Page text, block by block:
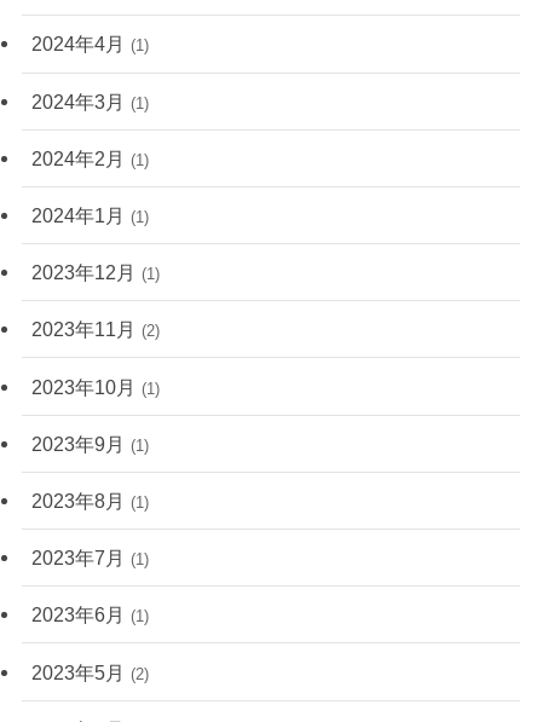
2024年4月 (1)
2024年3月 (1)
2024年2月 (1)
2024年1月 (1)
2023年12月 (1)
2023年11月 (2)
2023年10月 (1)
2023年9月 (1)
2023年8月 (1)
2023年7月 (1)
2023年6月 (1)
2023年5月 (2)